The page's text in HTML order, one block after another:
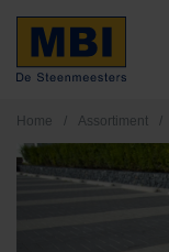
Home / Assortiment /